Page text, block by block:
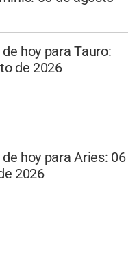
hoy para Tauro:
de 2026
hoy para Aries: 06
2026